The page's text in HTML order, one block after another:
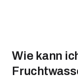
Wie kann